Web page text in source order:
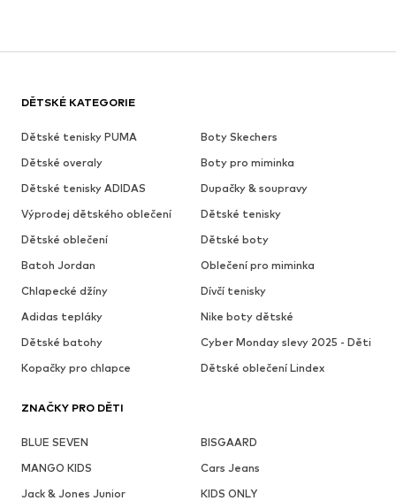
DĚTSKÉ KATEGORIE
Dětské tenisky PUMA
Boty Skechers
Dětské overaly
Boty pro miminka
Dětské tenisky ADIDAS
Dupačky & soupravy
Výprodej dětského oblečení
Dětské tenisky
Dětské oblečení
Dětské boty
Batoh Jordan
Oblečení pro miminka
Chlapecké džíny
Dívčí tenisky
Adidas tepláky
Nike boty dětské
Dětské batohy
Cyber Monday slevy 2025 - Děti
Kopačky pro chlapce
Dětské oblečení Lindex
ZNAČKY PRO DĚTI
BLUE SEVEN
BISGAARD
MANGO KIDS
Cars Jeans
Jack & Jones Junior
KIDS ONLY